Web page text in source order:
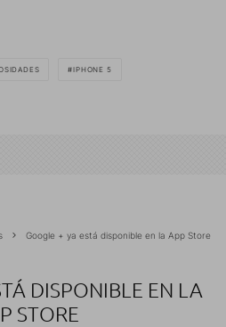
IPHONE 5
Google + ya está disponible en la App Store
DISPONIBLE EN LA
STORE